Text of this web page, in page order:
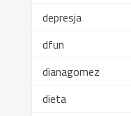
depresja
dfun
dianagomez
dieta